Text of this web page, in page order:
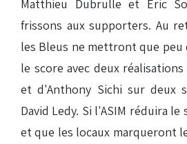
Matthieu Dubrulle et Eric
frissons aux supporters. Au
les Bleus ne mettront que peu
le score avec deux
et d'Anthony Sichi sur deux
David Ledy. Si l'ASIM réduira
et que les locaux marqueront